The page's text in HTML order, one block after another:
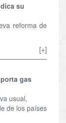
su
reforma de
[+]
gas
usual,
de los países